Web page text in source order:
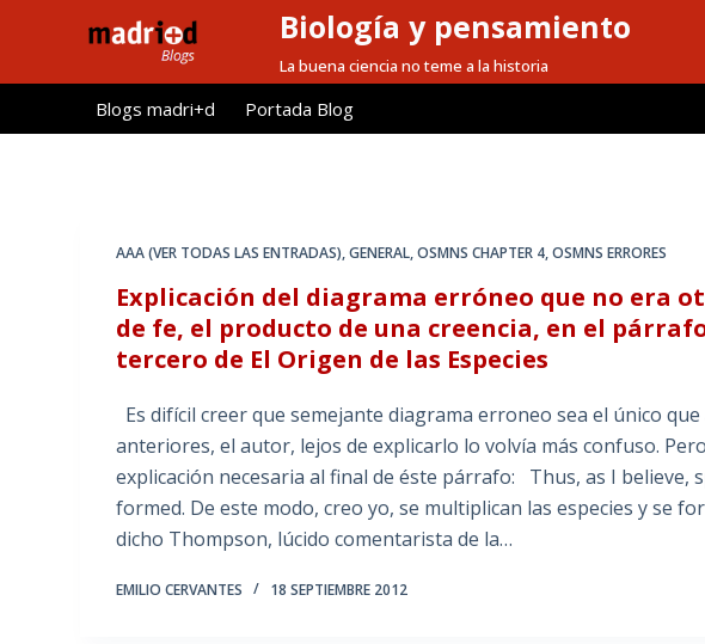
l
Biología y pensamiento
La buena ciencia no teme a la historia
Blogs madri+d Portada Blog
AAA (VER TODAS LAS ENTRADAS),GENERAL,OSMNS CHAPTER 4,OSMNS ERRORES
Explicación del diagrama erróneo que no era
de fe, el producto de una creencia, en el
tercero de El Origen de las Especies
Es difícil creer que semejante diagrama erroneo sea el único
anteriores, el autor, lejos de explicarlo lo volvía más confuso.
explicación necesaria al final de éste párrafo: Thus, as I believe,
formed. De este modo, creo yo, se multiplican las especies y se
dicho Thompson, lúcido comentarista de la…
EMILIO CERVANTES 18 SEPTIEMBRE 2012